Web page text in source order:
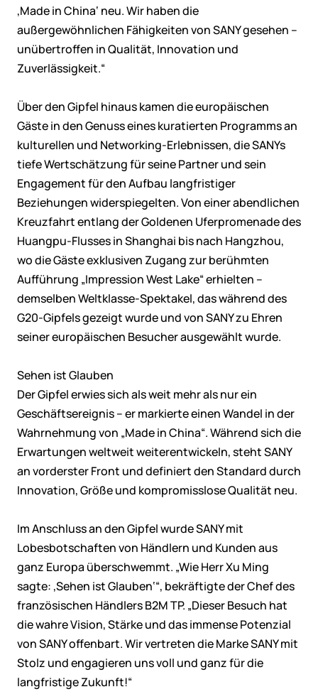
‚Made in China‘ neu. Wir haben die
außergewöhnlichen Fähigkeiten von SANY gesehen –
unübertroffen in Qualität, Innovation und
Zuverlässigkeit.“
Über den Gipfel hinaus kamen die europäischen
Gäste in den Genuss eines kuratierten Programms an
kulturellen und Networking-Erlebnissen, die SANYs
tiefe Wertschätzung für seine Partner und sein
Engagement für den Aufbau langfristiger
Beziehungen widerspiegelten. Von einer abendlichen
Kreuzfahrt entlang der Goldenen Uferpromenade des
Huangpu-Flusses in Shanghai bis nach Hangzhou,
wo die Gäste exklusiven Zugang zur berühmten
Aufführung „Impression West Lake“ erhielten –
demselben Weltklasse-Spektakel, das während des
G20-Gipfels gezeigt wurde und von SANY zu Ehren
seiner europäischen Besucher ausgewählt wurde.
Sehen ist Glauben
Der Gipfel erwies sich als weit mehr als nur ein
Geschäftsereignis – er markierte einen Wandel in der
Wahrnehmung von „Made in China“. Während sich die
Erwartungen weltweit weiterentwickeln, steht SANY
an vorderster Front und definiert den Standard durch
Innovation, Größe und kompromisslose Qualität neu.
Im Anschluss an den Gipfel wurde SANY mit
Lobesbotschaften von Händlern und Kunden aus
ganz Europa überschwemmt. „Wie Herr Xu Ming
sagte: ‚Sehen ist Glauben‘“, bekräftigte der Chef des
französischen Händlers B2M TP. „Dieser Besuch hat
die wahre Vision, Stärke und das immense Potenzial
von SANY offenbart. Wir vertreten die Marke SANY mit
Stolz und engagieren uns voll und ganz für die
langfristige Zukunft!“